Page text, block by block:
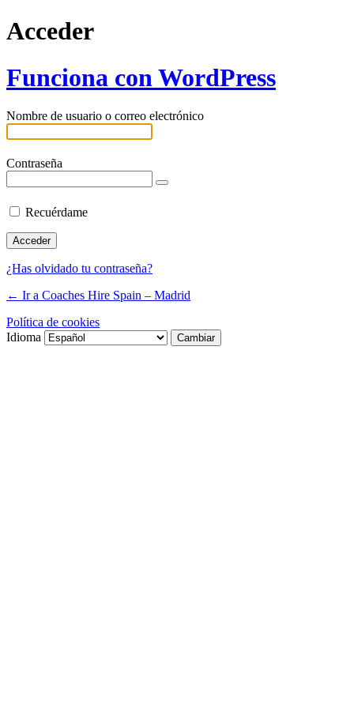
Acceder
Funciona con WordPress
Nombre de usuario o correo electrónico
Contraseña
Recuérdame
¿Has olvidado tu contraseña?
← Ir a Coaches Hire Spain – Madrid
Política de cookies
Idioma